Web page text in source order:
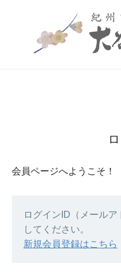
会員ページへようこそ！
ログインID（メール
してください。
新規会員登録はこちら